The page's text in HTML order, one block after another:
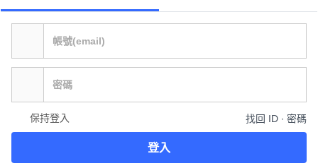
保持登入 找回 ID ∙ 密碼
登入